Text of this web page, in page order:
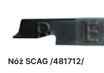
Nóż SCAG /481712/